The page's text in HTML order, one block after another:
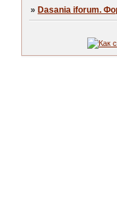
»Dasania iforum.